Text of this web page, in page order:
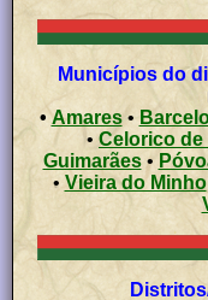
Municípios do
• Amares•
•
Guimarães•
•Vieira do Minho
Distritos/